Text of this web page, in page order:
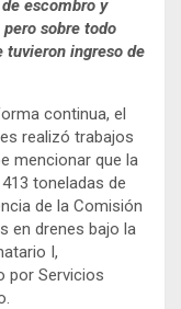
escombro y
sobre todo
tuvieron ingreso de
continua, el
realizó trabajos
mencionar que la
toneladas de
de la Comisión
en drenes bajo la
I,
por Servicios